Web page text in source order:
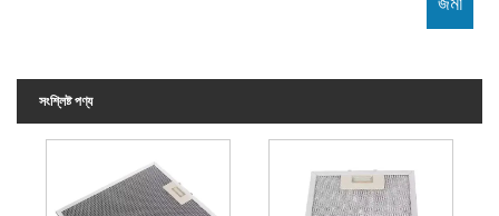
সংশ্লিষ্ট পণ্য